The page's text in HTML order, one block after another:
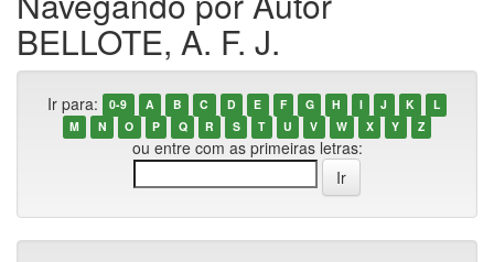
BELLOTE, A. F. J.
Ir para: 0-9 A B C D E F G H I J K
L
M
N O P Q R S T U V W X Y Z
ou entre com as primeiras letras: